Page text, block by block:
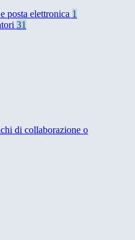
posta elettronica 1
31
di collaborazione o